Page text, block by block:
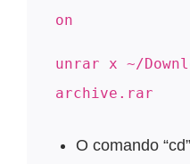
on
unrar x ~/
archive.rar
O comando